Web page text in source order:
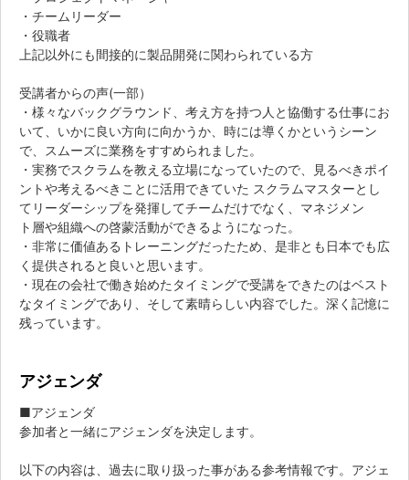
・チームリーダー
・役職者
上記以外にも間接的に製品開発に関わられている方
受講者からの声(一部）
・様々なバックグラウンド、考え方を持つ人と協働する仕事にお
いて、いかに良い方向に向かうか、時には導くかというシーン
で、スムーズに業務をすすめられました。
・実務でスクラムを教える立場になっていたので、見るべきポイ
ントや考えるべきことに活用できていた スクラムマスターとし
てリーダーシップを発揮してチームだけでなく、マネジメン
ト層や組織への啓蒙活動ができるようになった。
・非常に価値あるトレーニングだったため、是非とも日本でも広
く提供されると良いと思います。
・現在の会社で働き始めたタイミングで受講をできたのはベスト
なタイミングであり、そして素晴らしい内容でした。深く記憶に
残っています。
アジェンダ
■アジェンダ
参加者と一緒にアジェンダを決定します。
以下の内容は、過去に取り扱った事がある参考情報です。アジェ